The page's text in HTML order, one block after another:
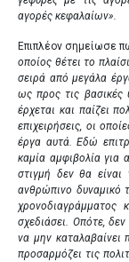
αγορές κεφαλαίων».
Επιπλέον σημείωσε
οποίος θέτει το
σειρά από μεγάλα
ως προς τις βασικές
έρχεται και παίζει
επιχειρήσεις, οι
έργα αυτά. Εδώ
καμία αμφιβολία για
στιγμή δεν θα είναι
ανθρώπινο δυναμικό
σχεδιάσει. Οπότε,
να μην καταλαβαίνει
προσαρμόζει τις